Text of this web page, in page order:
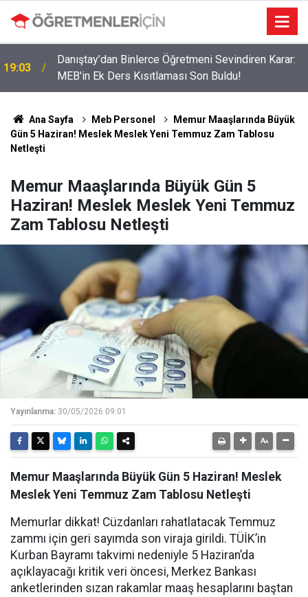
19:03
Danıştay’dan Binlerce Öğretmeni Sevindiren Karar:
MEB'in Ek Ders Kısıtlaması Son Buldu!
Ana Sayfa Meb Personel
Memur Maaşlarında Büyük
Gün 5 Haziran! Meslek Meslek Yeni Temmuz Zam Tablosu
Netleşti
Memur Maaşlarında Büyük Gün 5
Haziran! Meslek Meslek Yeni Temmuz
Zam Tablosu Netleşti
Yayınlanma: 30/05/2026 09:01
Memur Maaşlarında Büyük Gün 5 Haziran! Meslek
Meslek Yeni Temmuz Zam Tablosu Netleşti
Memurlar dikkat! Cüzdanları rahatlatacak Temmuz
zammı için geri sayımda son viraja girildi. TÜİK’in
Kurban Bayramı takvimi nedeniyle 5 Haziran’da
açıklayacağı kritik veri öncesi, Merkez Bankası
anketlerinden sızan rakamlar maaş hesaplarını baştan